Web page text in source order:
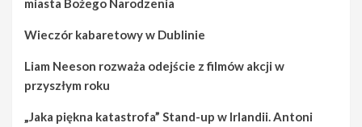
miasta Bożego Narodzenia
Wieczór kabaretowy w Dublinie
Liam Neeson rozważa odejście z filmów akcji w
przyszłym roku
„Jaka piękna katastrofa” Stand-up w Irlandii. Antoni